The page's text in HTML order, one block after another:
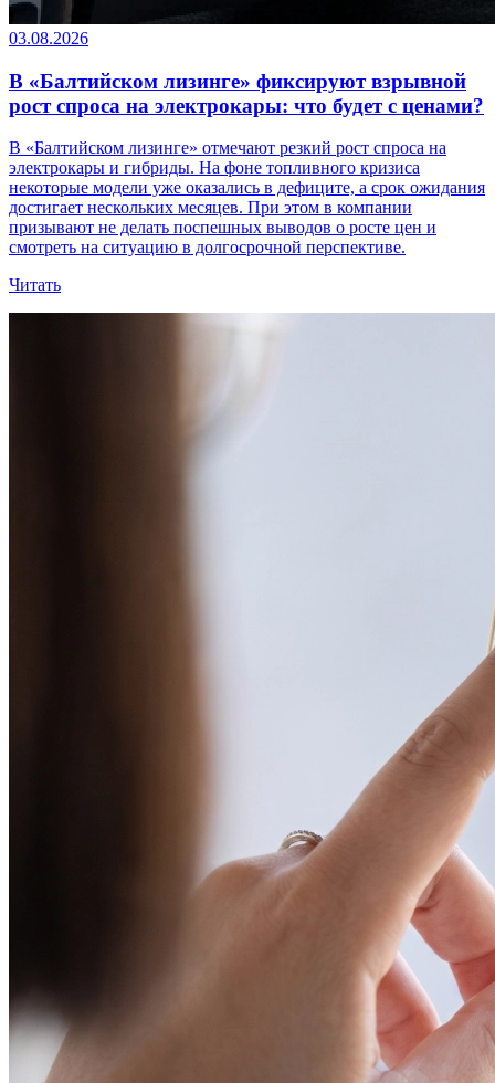
03.08.2026
В «Балтийском лизинге» фиксируют взрывной
рост спроса на электрокары: что будет с ценами?
В «Балтийском лизинге» отмечают резкий рост спроса на
электрокары и гибриды. На фоне топливного кризиса
некоторые модели уже оказались в дефиците, а срок ожидания
достигает нескольких месяцев. При этом в компании
призывают не делать поспешных выводов о росте цен и
смотреть на ситуацию в долгосрочной перспективе.
Читать